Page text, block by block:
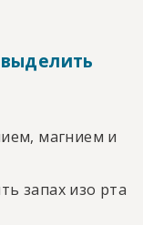
магнием и
запах изо рта